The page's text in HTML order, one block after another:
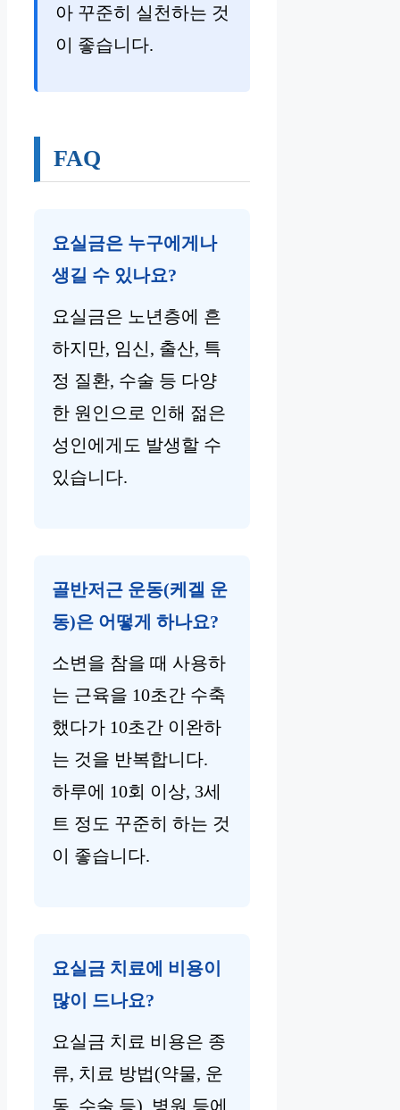
아 꾸준히 실천하는 것
이 좋습니다.
FAQ
요실금은 누구에게나
생길 수 있나요?
요실금은 노년층에 흔
하지만, 임신, 출산, 특
정 질환, 수술 등 다양
한 원인으로 인해 젊은
성인에게도 발생할 수
있습니다.
골반저근 운동(케겔 운
동)은 어떻게 하나요?
소변을 참을 때 사용하
는 근육을 10초간 수축
했다가 10초간 이완하
는 것을 반복합니다.
하루에 10회 이상, 3세
트 정도 꾸준히 하는 것
이 좋습니다.
요실금 치료에 비용이
많이 드나요?
요실금 치료 비용은 종
류, 치료 방법(약물, 운
동, 수술 등), 병원 등에